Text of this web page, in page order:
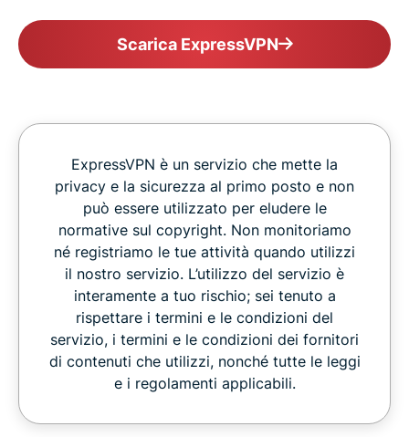
Scarica ExpressVPN
ExpressVPN è un servizio che mette la
privacy e la sicurezza al primo posto e non
può essere utilizzato per eludere le
normative sul copyright. Non monitoriamo
né registriamo le tue attività quando utilizzi
il nostro servizio. L’utilizzo del servizio è
interamente a tuo rischio; sei tenuto a
rispettare i termini e le condizioni del
servizio, i termini e le condizioni dei fornitori
di contenuti che utilizzi, nonché tutte le leggi
e i regolamenti applicabili.